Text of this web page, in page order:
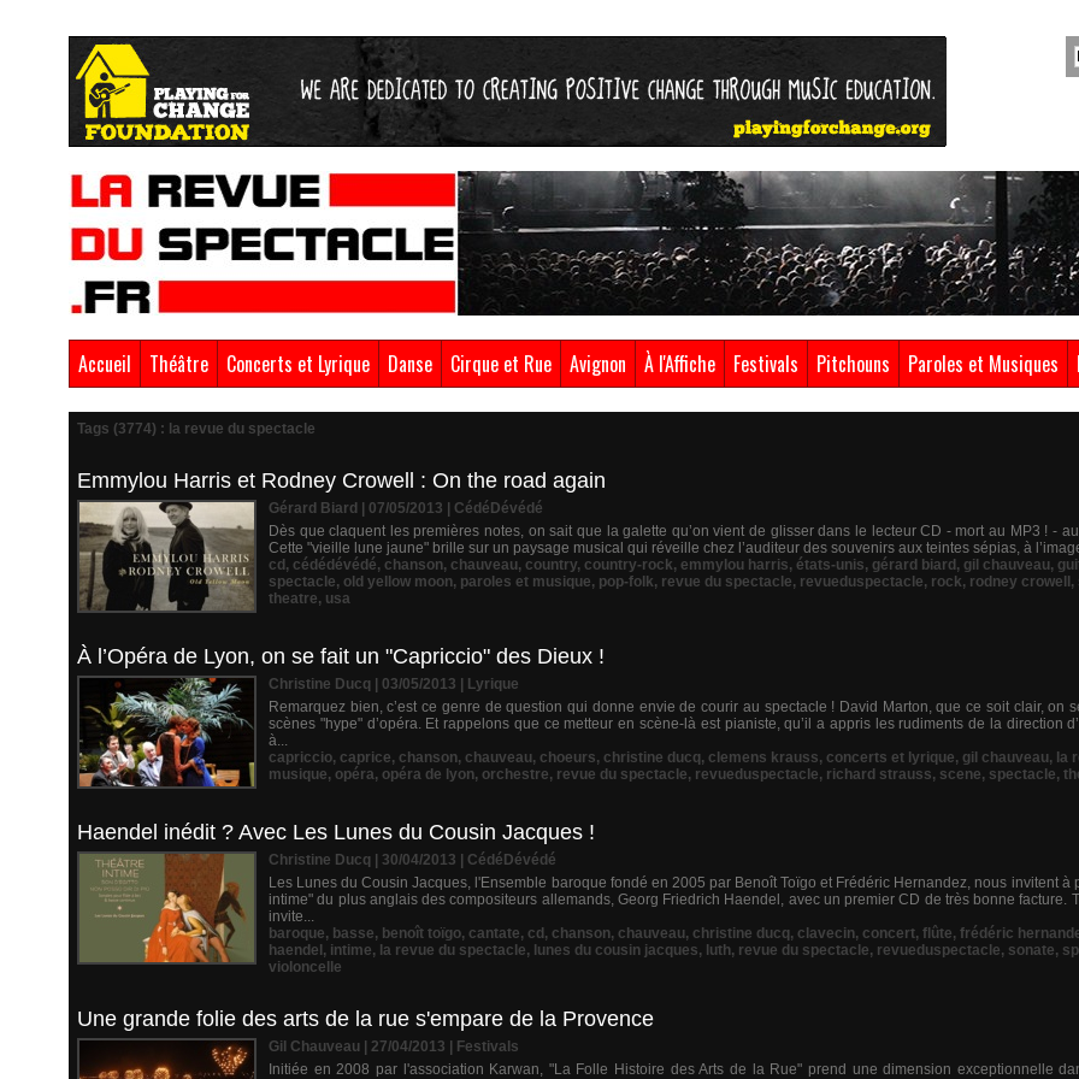
Accueil Théâtre Concerts et Lyrique Danse Cirque et Rue Avignon À l'Affiche Festivals Pitchouns Paroles et Musiques
Tags (3774) : la revue du spectacle
Emmylou Harris et Rodney Crowell : On the road again
Gérard Biard | 07/05/2013
CédéDévédé
Dès que claquent les premières notes, on sait que la galette qu’on vient de glisser dans le lecteur CD - mort au MP3 ! -
Cette "vieille lune jaune" brille sur un paysage musical qui réveille chez l’auditeur des souvenirs aux teintes sépias, à
cd , cédédévédé, chanson, chauveau, country, country-rock, emmylou harris, états-unis, gérard biard , gil chauveau,
spectacle, old yellow moon, paroles et musique, pop-folk, revue du spectacle, revueduspectacle, rock, rodney crowell ,
theatre, usa
À l’Opéra de Lyon, on se fait un "Capriccio" des Dieux !
Christine Ducq | 03/05/2013
Lyrique
Remarquez bien, c’est ce genre de question qui donne envie de courir au spectacle ! David Marton, que ce soit clair, on
scènes "hype" d’opéra. Et rappelons que ce metteur en scène-là est pianiste, qu’il a appris les rudiments de la direction
à...
capriccio, caprice, chanson, chauveau, choeurs, christine ducq, clemens krauss, concerts et lyrique, gil chauveau, la
musique, opéra, opéra de lyon, orchestre, revue du spectacle, revueduspectacle, richard strauss, scene, spectacle,
Haendel inédit ? Avec Les Lunes du Cousin Jacques !
Christine Ducq | 30/04/2013
CédéDévédé
Les Lunes du Cousin Jacques, l'Ensemble baroque fondé en 2005 par Benoît Toïgo et Frédéric Hernandez, nous invitent à
intime" du plus anglais des compositeurs allemands, Georg Friedrich Haendel, avec un premier CD de très bonne facture.
invite...
baroque, basse, benoît toïgo, cantate, cd , chanson, chauveau, christine ducq, clavecin, concert, flûte, frédéric
haendel , intime, la revue du spectacle, lunes du cousin jacques, luth, revue du spectacle, revueduspectacle, sonate,
violoncelle
Une grande folie des arts de la rue s'empare de la Provence
Gil Chauveau | 27/04/2013
Festivals
Initiée en 2008 par l'association Karwan, "La Folle Histoire des Arts de la Rue" prend une dimension exceptionnelle